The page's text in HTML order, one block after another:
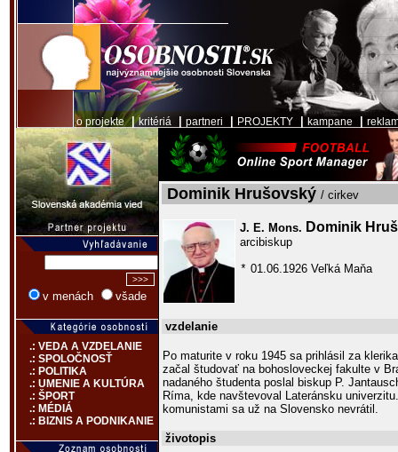
o projekte|kritériá partneri PROJEKTY kampane
v menách všade
.: VEDA A VZDELANIE
.: SPOLOČNOSŤ
.: POLITIKA
.: UMENIE A KULTÚRA
.: ŠPORT
.: MÉDIÁ
.: BIZNIS A PODNIKANIE
Dominik Hrušovský / cirkev
J. E. Mons. Dominik
arcibiskup
* 01.06.1926 Veľká Maňa
vzdelanie
Po maturite v roku 1945 sa prihlásil za
začal študovať na bohosloveckej fakulte v
nadaného študenta poslal biskup P.
Ríma, kde navštevoval Lateránsku
komunistami sa už na Slovensko nevrátil.
životopis